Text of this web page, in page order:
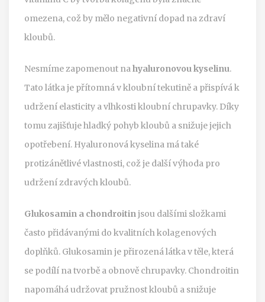
omezena, což by mělo negativní dopad na zdraví
kloubů.
Nesmíme zapomenout nahyaluronovou kyselinu.
Tato látka je přítomná v kloubní tekutině a přispívá k
udržení elasticity a vlhkosti kloubní chrupavky. Díky
tomu zajišťuje hladký pohyb kloubů a snižuje jejich
opotřebení. Hyaluronová kyselina má také
protizánětlivé vlastnosti, což je další výhoda pro
udržení zdravých kloubů.
Glukosamin a chondroitinjsou dalšími složkami
často přidávanými do kvalitních kolagenových
doplňků. Glukosamin je přirozená látka v těle, která
se podílí na tvorbě a obnově chrupavky. Chondroitin
napomáhá udržovat pružnost kloubů a snižuje